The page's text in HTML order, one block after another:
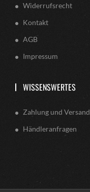
Widerrufsrecht
Kontakt
AGB
Impressum
WISSENSWERTES
Zahlung und Versand
Händleranfragen